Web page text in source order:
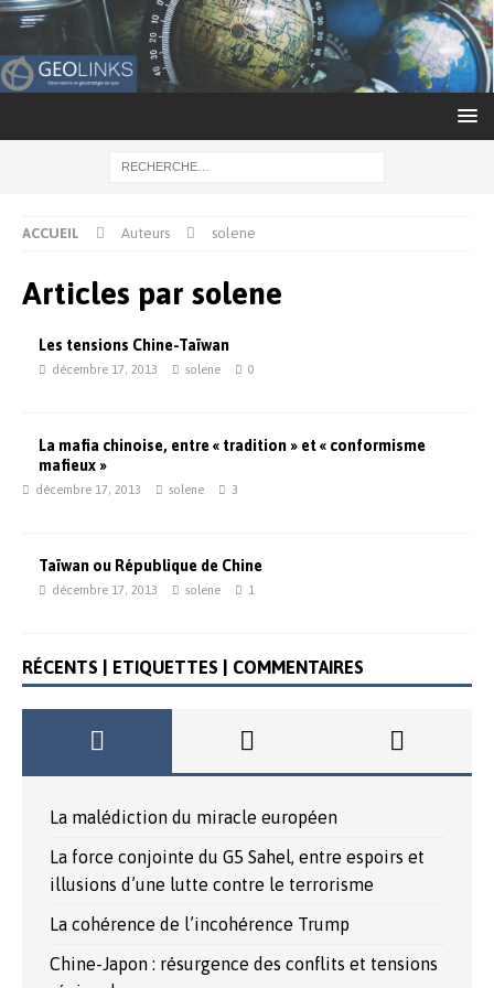
ACCUEIL Auteurs solene
Articles par solene
Les tensions Chine-Taïwan
décembre 17, 2013 solene 0
La mafia chinoise, entre « tradition » et « conformisme
mafieux »
décembre 17, 2013 solene 3
Taïwan ou République de Chine
décembre 17, 2013 solene 1
RÉCENTS | ETIQUETTES | COMMENTAIRES
La malédiction du miracle européen
La force conjointe du G5 Sahel, entre espoirs et
illusions d’une lutte contre le terrorisme
La cohérence de l’incohérence Trump
Chine-Japon : résurgence des conflits et tensions